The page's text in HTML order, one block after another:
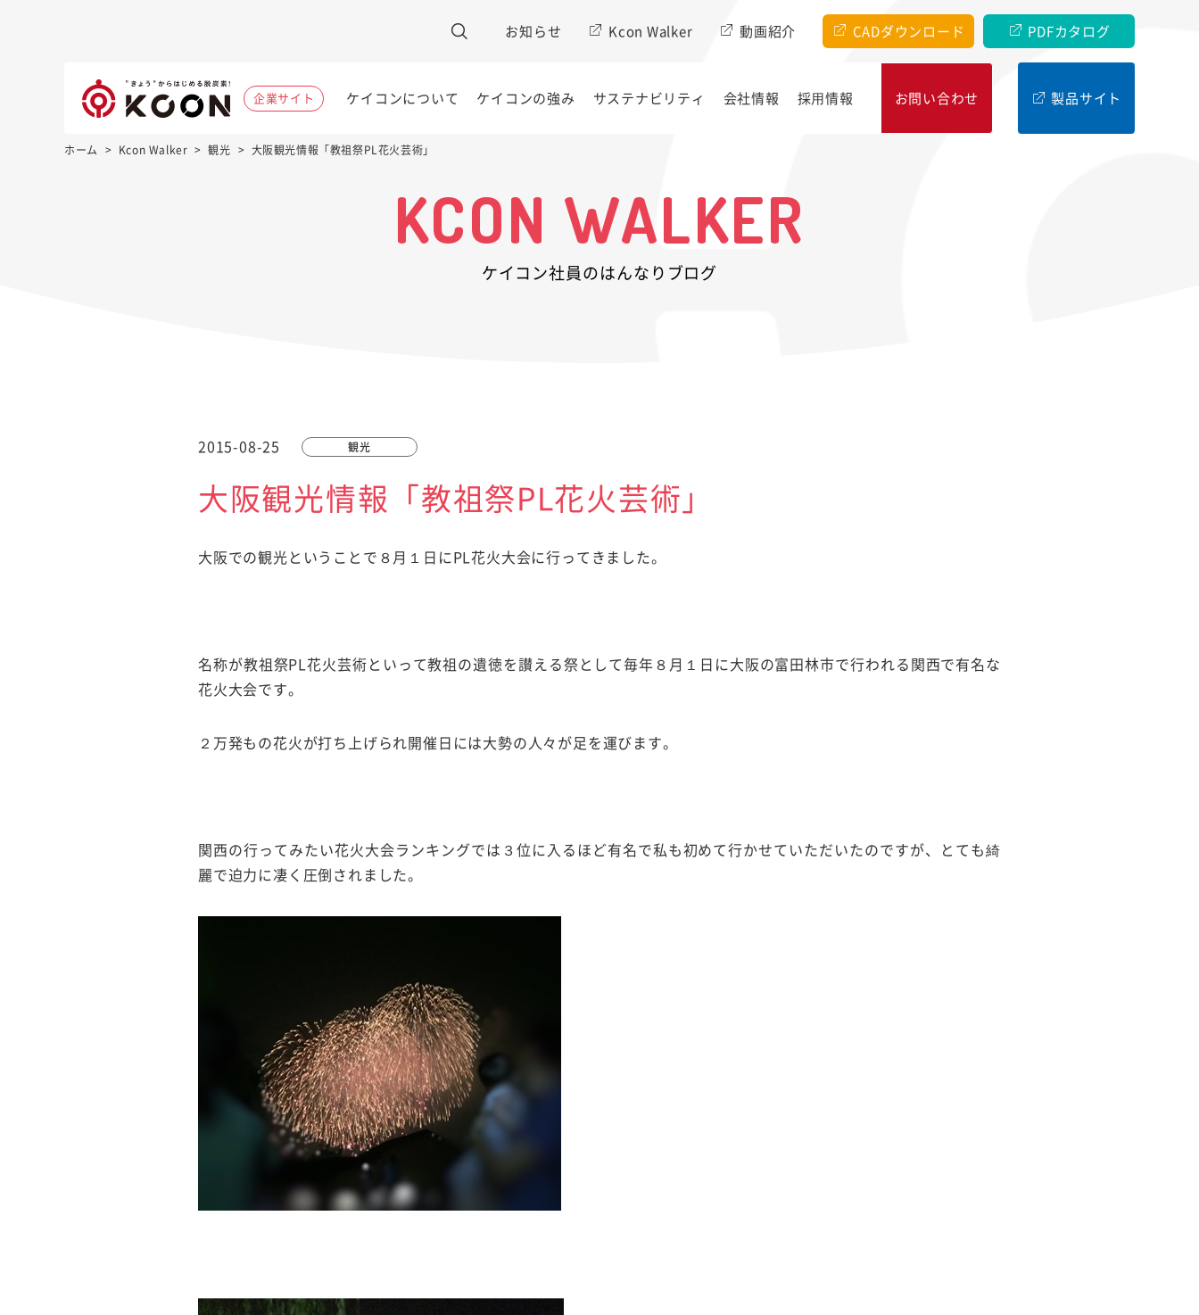
お知らせ Kcon Walker 動画紹介 CADダウンロード PDFカタログ
企業サイト ケイコンについて ケイコンの強み サステナビリティ 会社情報 採⽤情報 お問い合わせ 製品サイト
ホーム > Kcon Walker > 観光 > 大阪観光情報「教祖祭PL花火芸術」
KCON WALKER
ケイコン社員のはんなりブログ
2015-08-25 観光
大阪観光情報「教祖祭PL花火芸術」
大阪での観光ということで８月１日にPL花火大会に行ってきました。
名称が教祖祭PL花火芸術といって教祖の遺徳を讃える祭として毎年８月１日に大阪の富田林市で行われる関西で有名な
花火大会です。
２万発もの花火が打ち上げられ開催日には大勢の人々が足を運びます。
関西の行ってみたい花火大会ランキングでは３位に入るほど有名で私も初めて行かせていただいたのですが、とても綺
麗で迫力に凄く圧倒されました。